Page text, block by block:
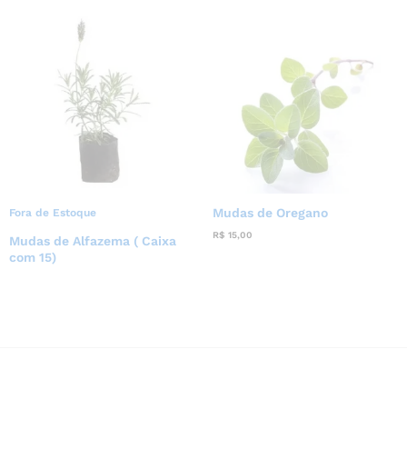
Fora de Estoque
Mudas de Alfazema ( Caixa
com 15)
Mudas de Oregano
R$ 15,00